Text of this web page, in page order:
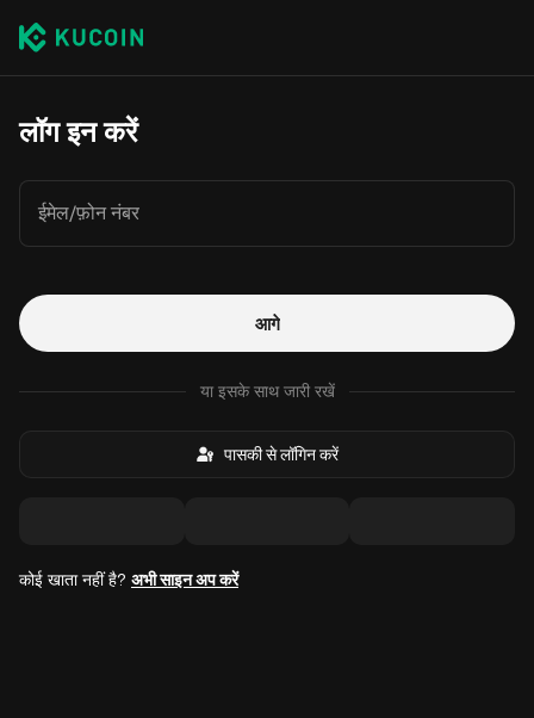
लॉग इन करें
ईमेल/फ़ोन नंबर
आगे
या इसके साथ जारी रखें
पासकी से लॉगिन करें
कोई खाता नहीं है? अभी साइन अप करें